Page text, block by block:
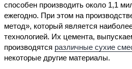
способен производить около 1,1
ежегодно. При этом на
метод», который является
технологией. Их цемента,
производятся различные сухие
некоторые другие материалы.